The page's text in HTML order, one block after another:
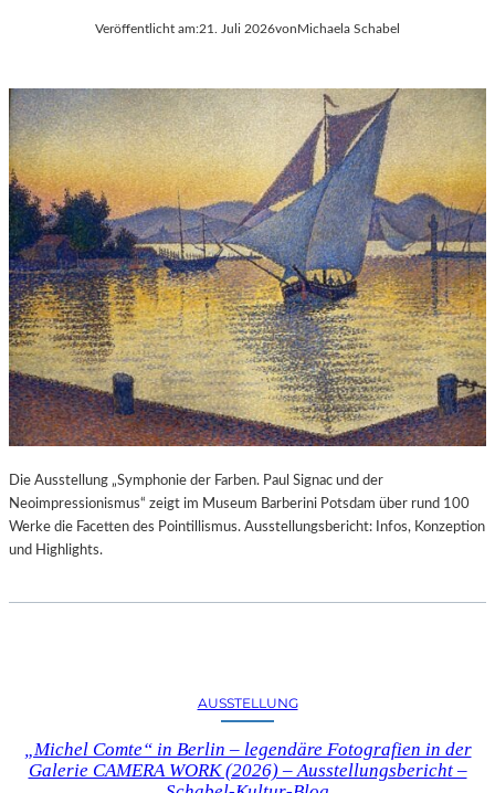
Veröffentlicht am:21. Juli 2026von Michaela Schabel
Die Ausstellung „Symphonie der Farben. Paul Signac und der
Neoimpressionismus“ zeigt im Museum Barberini Potsdam über rund 100
Werke die Facetten des Pointillismus. Ausstellungsbericht: Infos, Konzeption
und Highlights.
AUSSTELLUNG
„Michel Comte“ in Berlin – legendäre Fotografien in der
Galerie CAMERA WORK (2026) – Ausstellungsbericht –